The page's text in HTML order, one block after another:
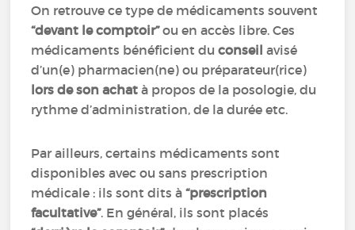
On retrouve ce type de médicaments souvent
“devant le comptoir”ou en accès libre. Ces
médicaments bénéficient duconseilavisé
d’un(e) pharmacien(ne) ou préparateur(rice)
lors de son achatà propos de la posologie, du
rythme d’administration, de la durée etc.
Par ailleurs, certains médicaments sont
disponibles avec ou sans prescription
médicale : ils sont dits à“prescription
facultative”. En général, ils sont placés